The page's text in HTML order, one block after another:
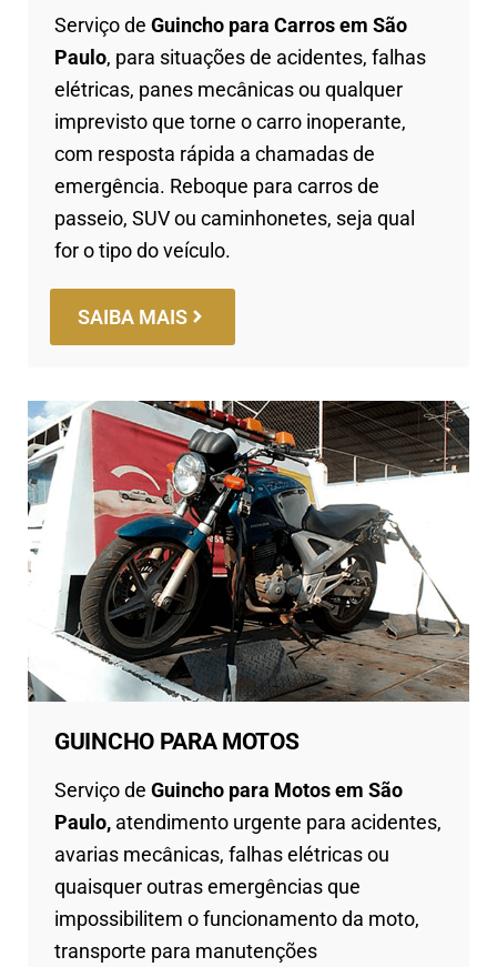
Serviço de Guincho para Carros em São
Paulo, para situações de acidentes, falhas
elétricas, panes mecânicas ou qualquer
imprevisto que torne o carro inoperante,
com resposta rápida a chamadas de
emergência. Reboque para carros de
passeio, SUV ou caminhonetes, seja qual
for o tipo do veículo.
SAIBA MAIS
GUINCHO PARA MOTOS
Serviço de Guincho para Motos em São
Paulo, atendimento urgente para acidentes,
avarias mecânicas, falhas elétricas ou
quaisquer outras emergências que
impossibilitem o funcionamento da moto,
transporte para manutenções